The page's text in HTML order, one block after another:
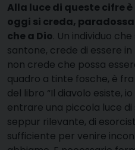
Alla luce di queste cifre
oggi si creda,
che a Dio. Un individuo
santone, crede di essere
non crede che possa
quadro a tinte fosche, è
del libro “Il diavolo esiste,
entrare una piccola luce di
seppur rilevante, di
sufficiente per venire